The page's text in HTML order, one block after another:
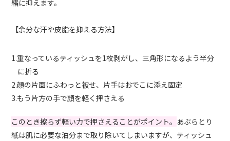
緒に抑えます。
【余分な汗や皮脂を抑える方法】
1.重なっているティッシュを1枚剥がし、三角形になるよう半分
に折る
2.顔の片面にふわっと被せ、片手はおでこに添え固定
3.もう片方の手で顔を軽く押さえる
このとき擦らず軽い力で押さえることがポイント。 あぶらとり
紙は肌に必要な油分まで取り除いてしまいますが、ティッシュ